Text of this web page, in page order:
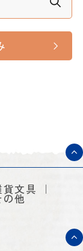
貨文具
の他